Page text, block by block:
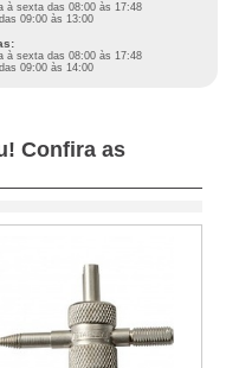
à sexta das 08:00 às 17:48
09:00 às 13:00
à sexta das 08:00 às 17:48
09:00 às 14:00
Confira as